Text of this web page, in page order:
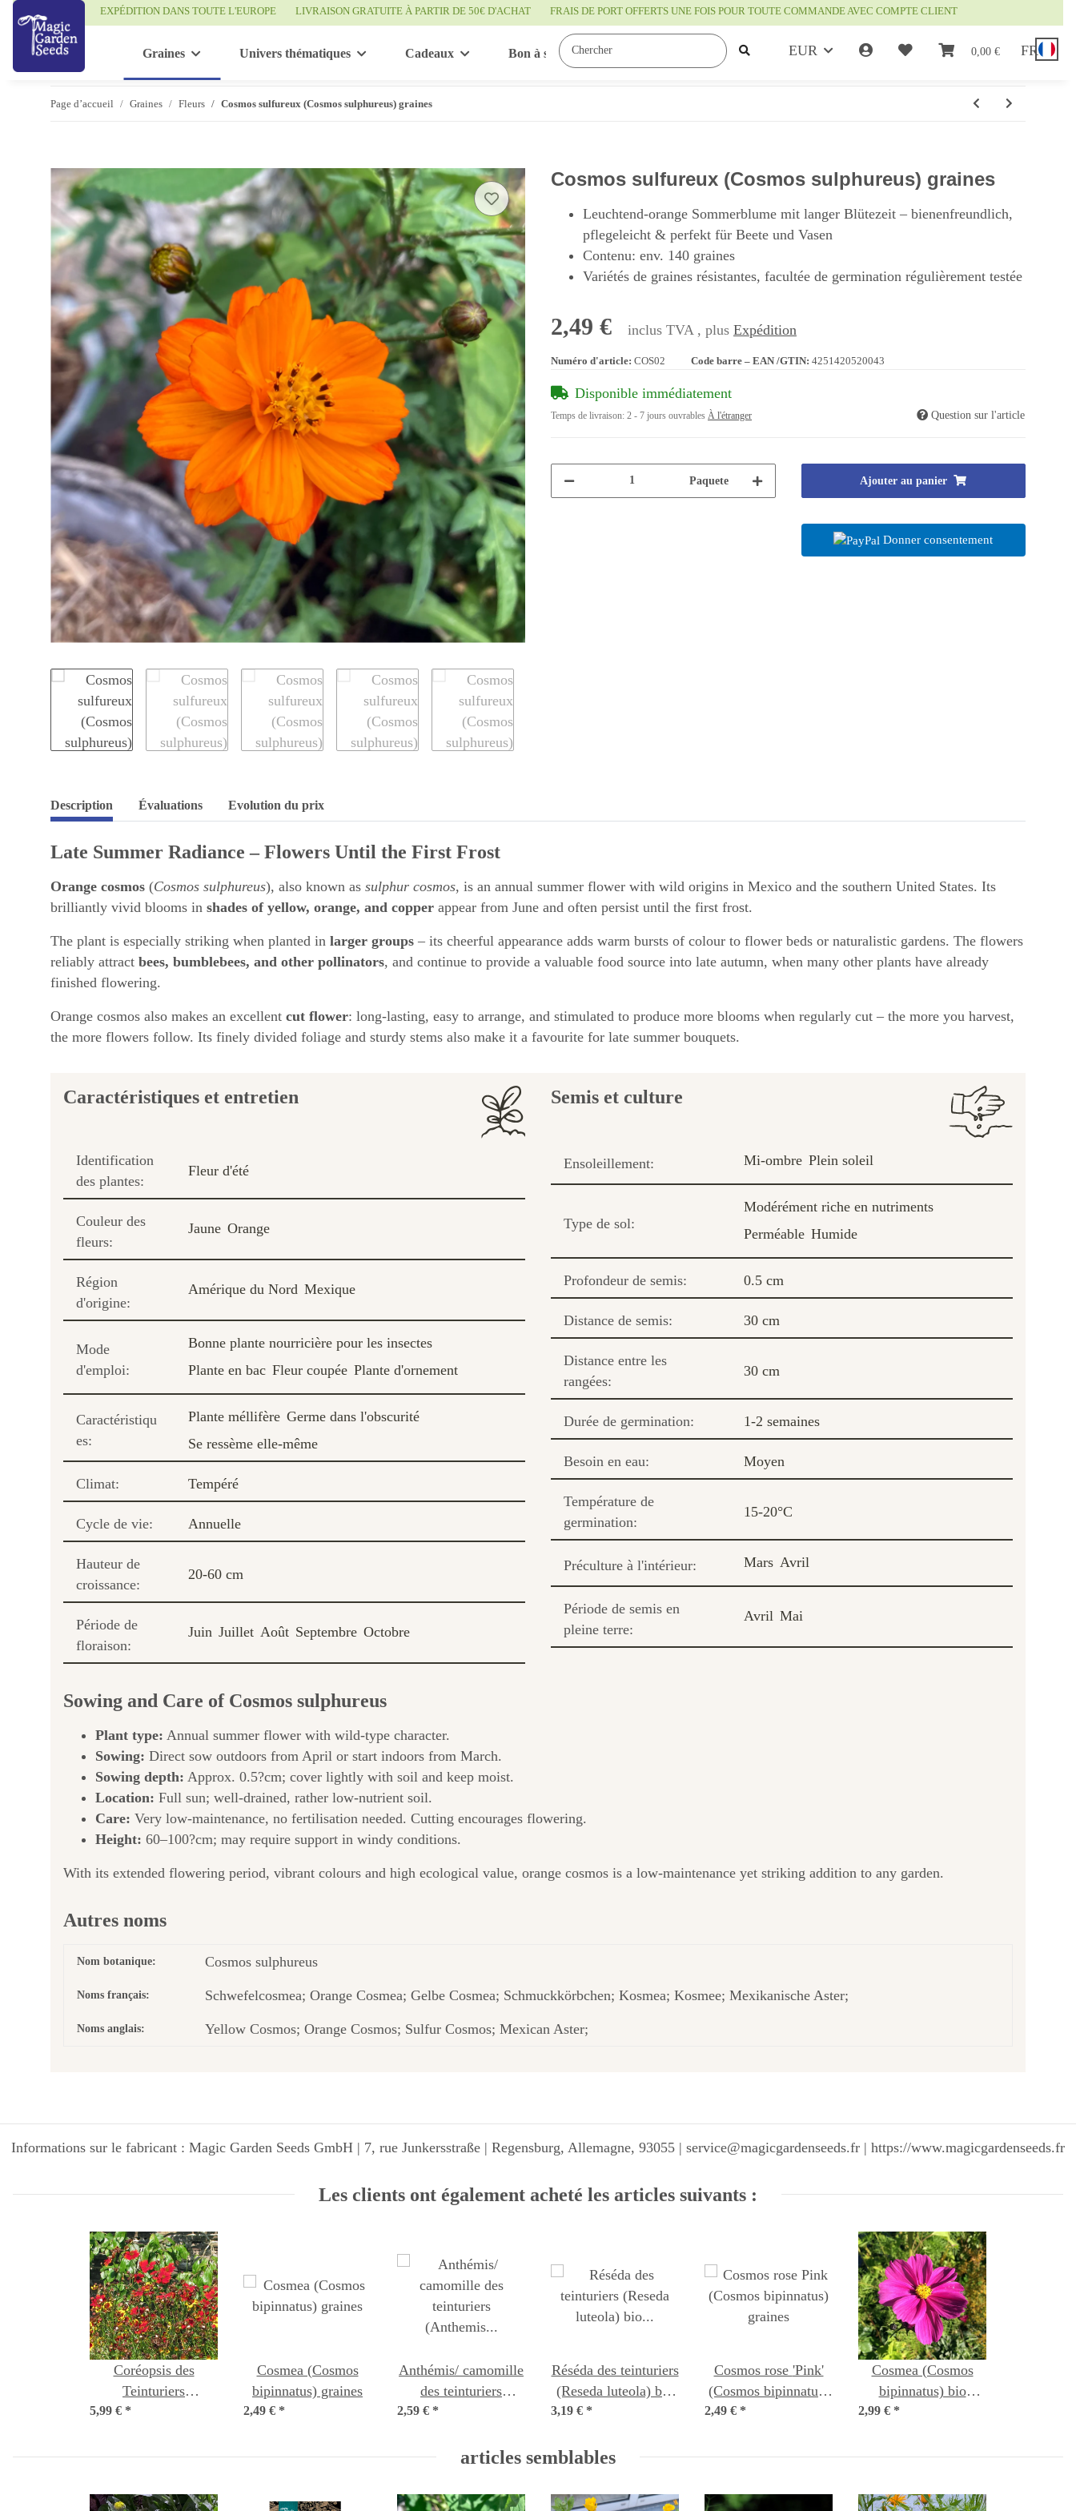
EXPÉDITION DANS TOUTE L'EUROPE LIVRAISON GRATUITE À PARTIR DE 50€ D'ACHAT FRAIS DE PORT OFFERTS UNE FOIS POUR TOUTE COMMANDE AVEC COMPTE CLIENT
EUR 0,00 € FR
Graines Univers thématiques Cadeaux Bon à savoir
Page d’accueil Graines Fleurs Cosmos sulfureux (Cosmos sulphureus) graines
Cosmos sulfureux (Cosmos sulphureus) graines
Leuchtend-orange Sommerblume mit langer Blütezeit – bienenfreundlich,
pflegeleicht & perfekt für Beete und Vasen
Contenu: env. 140 graines
Variétés de graines résistantes, facultée de germination régulièrement testée
2,49 € inclus TVA , plus Expédition
Numéro d'article: COS02 Code barre – EAN /GTIN: 4251420520043
Disponible immédiatement
Temps de livraison: 2 - 7 jours ouvrables À l'étranger Question sur l'article
Paquete Ajouter au panier
Donner consentement
Description Évaluations Evolution du prix
Late Summer Radiance – Flowers Until the First Frost
Orange cosmos (Cosmos sulphureus), also known as sulphur cosmos, is an annual summer flower with wild origins in Mexico and the southern United States. Its
brilliantly vivid blooms in shades of yellow, orange, and copper appear from June and often persist until the first frost.
The plant is especially striking when planted in larger groups – its cheerful appearance adds warm bursts of colour to flower beds or naturalistic gardens. The flowers
reliably attract bees, bumblebees, and other pollinators, and continue to provide a valuable food source into late autumn, when many other plants have already
finished flowering.
Orange cosmos also makes an excellent cut flower: long-lasting, easy to arrange, and stimulated to produce more blooms when regularly cut – the more you harvest,
the more flowers follow. Its finely divided foliage and sturdy stems also make it a favourite for late summer bouquets.
Caractéristiques et entretien
Identification
des plantes:
Fleur d'été
Couleur des
fleurs:
Jaune Orange
Région
d'origine:
Amérique du Nord Mexique
Mode
d'emploi:
Bonne plante nourricière pour les insectes
Plante en bac Fleur coupée Plante d'ornement
Caractéristiqu
es:
Plante méllifère Germe dans l'obscurité
Se ressème elle-même
Climat: Tempéré
Cycle de vie: Annuelle
Hauteur de
croissance:
20-60 cm
Période de
floraison:
Juin Juillet Août Septembre Octobre
Semis et culture
Ensoleillement: Mi-ombre Plein soleil
Type de sol:
Modérément riche en nutriments
Perméable Humide
Profondeur de semis: 0.5 cm
Distance de semis: 30 cm
Distance entre les
rangées:
30 cm
Durée de germination: 1-2 semaines
Besoin en eau: Moyen
Température de
germination:
15-20°C
Préculture à l'intérieur: Mars Avril
Période de semis en
pleine terre:
Avril Mai
Sowing and Care of Cosmos sulphureus
Plant type: Annual summer flower with wild-type character.
Sowing: Direct sow outdoors from April or start indoors from March.
Sowing depth: Approx. 0.5?cm; cover lightly with soil and keep moist.
Location: Full sun; well-drained, rather low-nutrient soil.
Care: Very low-maintenance, no fertilisation needed. Cutting encourages flowering.
Height: 60–100?cm; may require support in windy conditions.
With its extended flowering period, vibrant colours and high ecological value, orange cosmos is a low-maintenance yet striking addition to any garden.
Autres noms
Nom botanique: Cosmos sulphureus
Noms français: Schwefelcosmea; Orange Cosmea; Gelbe Cosmea; Schmuckkörbchen; Kosmea; Kosmee; Mexikanische Aster;
Noms anglais: Yellow Cosmos; Orange Cosmos; Sulfur Cosmos; Mexican Aster;
Informations sur le fabricant : Magic Garden Seeds GmbH | 7, rue Junkersstraße | Regensburg, Allemagne, 93055 | service@magicgardenseeds.fr | https://www.magicgardenseeds.fr
Les clients ont également acheté les articles suivants :
Coréopsis des
Teinturiers
'Mahogany Midget'
biologiques semences
5,99 € *
Cosmea (Cosmos
bipinnatus) graines
2,49 € *
Anthémis/ camomille
des teinturiers
(Anthemis tinctoria)
2,59 € *
Réséda des teinturiers
(Reseda luteola) bio
semences
3,19 € *
Cosmos rose 'Pink'
(Cosmos bipinnatus)
2,49 € *
Cosmea (Cosmos
bipinnatus) bio
semences
2,99 € *
articles semblables